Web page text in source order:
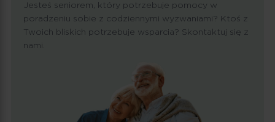
Jesteś seniorem, który potrzebuje pomocy w
poradzeniu sobie z codziennymi wyzwaniami? Ktoś z
Twoich bliskich potrzebuje wsparcia? Skontaktuj się z
nami.